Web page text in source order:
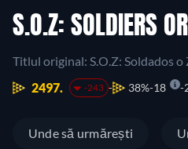
S.O.Z: SOLDIERS
Titlul original: S.O.Z: Soldados o
2497.
-243 38% 18
Unde să urmărești